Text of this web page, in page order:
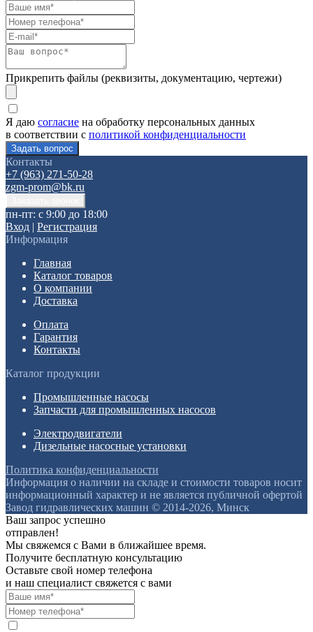
Прикрепить файлы (реквизиты, документацию, чертежи)
Я даю согласие на обработку персональных данных
в соответствии с политикой конфиденциальности
Контакты
+7 (963) 271-50-28
zgm-prom@bk.ru
пн-пт: с 9:00 до 18:00
Вход | Регистрация
Информация
Главная
Каталог товаров
О компании
Доставка
Оплата
Гарантия
Контакты
Каталог продукции
Промышленные насосы
Запчасти для промышленных насосов
Электродвигатели
Дизельные насосные установки
Политика конфиденциальности
Информация о наличии на складе и стоимости товаров носит
информационный характер и не является публичной офертой
Завод гидравлических машин © 2014-2026, Минск
Ваш запрос успешно
отправлен!
Мы свяжемся с Вами в ближайшее время.
Получите бесплатную консультацию
Оставьте свой номер телефона
и наш специалист свяжется с вами